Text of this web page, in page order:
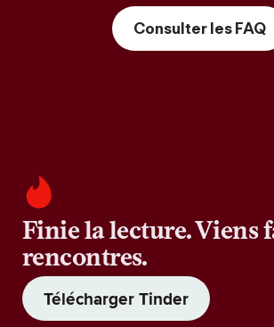
Consulter les FAQ
Finie la lecture. Viens
rencontres.
Télécharger Tinder